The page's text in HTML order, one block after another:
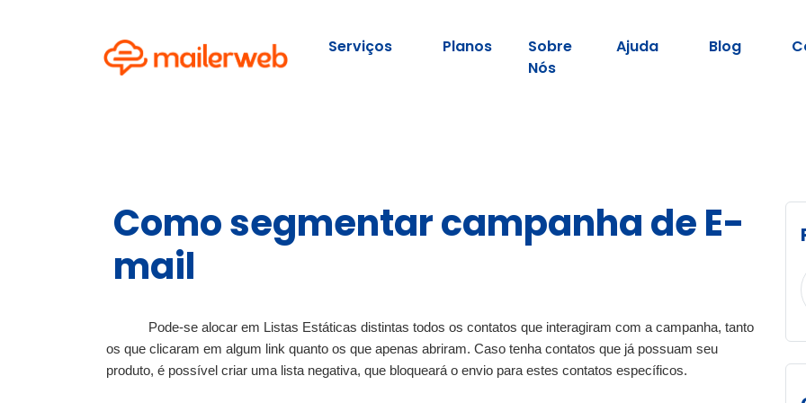
Serviços Planos
Sobre
Nós
Ajuda Blog
Como segmentar campanha de E-
mail
Pode-se alocar em Listas Estáticas distintas todos os contatos que interagiram com a campanha, tanto
os que clicaram em algum link quanto os que apenas abriram. Caso tenha contatos que já possuam seu
produto, é possível criar uma lista negativa, que bloqueará o envio para estes contatos específicos.